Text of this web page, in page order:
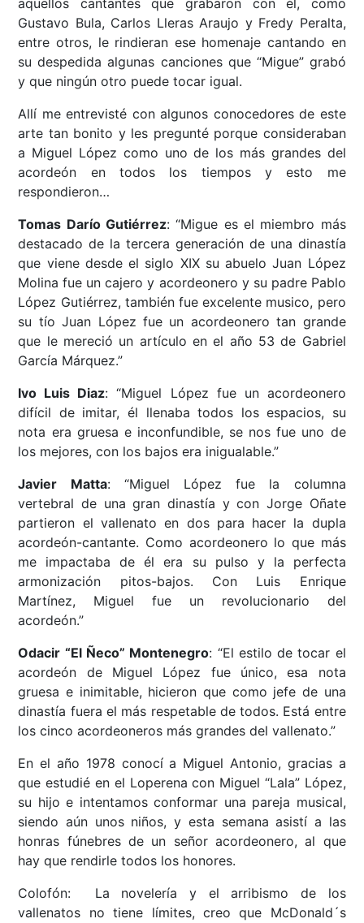
aquellos cantantes que grabaron con él, como
Gustavo Bula, Carlos Lleras Araujo y Fredy Peralta,
entre otros, le rindieran ese homenaje cantando en
su despedida algunas canciones que “Migue” grabó
y que ningún otro puede tocar igual.
Allí me entrevisté con algunos conocedores de este
arte tan bonito y les pregunté porque consideraban
a Miguel López como uno de los más grandes del
acordeón en todos los tiempos y esto me
respondieron…
Tomas Darío Gutiérrez: “Migue es el miembro más
destacado de la tercera generación de una dinastía
que viene desde el siglo XIX su abuelo Juan López
Molina fue un cajero y acordeonero y su padre Pablo
López Gutiérrez, también fue excelente musico, pero
su tío Juan López fue un acordeonero tan grande
que le mereció un artículo en el año 53 de Gabriel
García Márquez.”
Ivo Luis Diaz: “Miguel López fue un acordeonero
difícil de imitar, él llenaba todos los espacios, su
nota era gruesa e inconfundible, se nos fue uno de
los mejores, con los bajos era inigualable.”
Javier Matta: “Miguel López fue la columna
vertebral de una gran dinastía y con Jorge Oñate
partieron el vallenato en dos para hacer la dupla
acordeón-cantante. Como acordeonero lo que más
me impactaba de él era su pulso y la perfecta
armonización pitos-bajos. Con Luis Enrique
Martínez, Miguel fue un revolucionario del
acordeón.”
Odacir “El Ñeco” Montenegro: “El estilo de tocar el
acordeón de Miguel López fue único, esa nota
gruesa e inimitable, hicieron que como jefe de una
dinastía fuera el más respetable de todos. Está entre
los cinco acordeoneros más grandes del vallenato.”
En el año 1978 conocí a Miguel Antonio, gracias a
que estudié en el Loperena con Miguel “Lala” López,
su hijo e intentamos conformar una pareja musical,
siendo aún unos niños, y esta semana asistí a las
honras fúnebres de un señor acordeonero, al que
hay que rendirle todos los honores.
Colofón: La novelería y el arribismo de los
vallenatos no tiene límites, creo que McDonald´s